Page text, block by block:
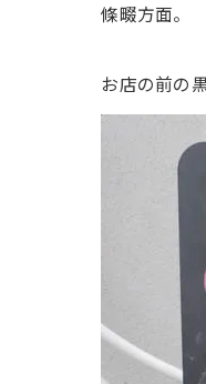
條畷方面。
お店の前の